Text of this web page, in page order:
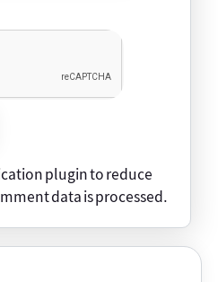
plugin to reduce
data is processed.